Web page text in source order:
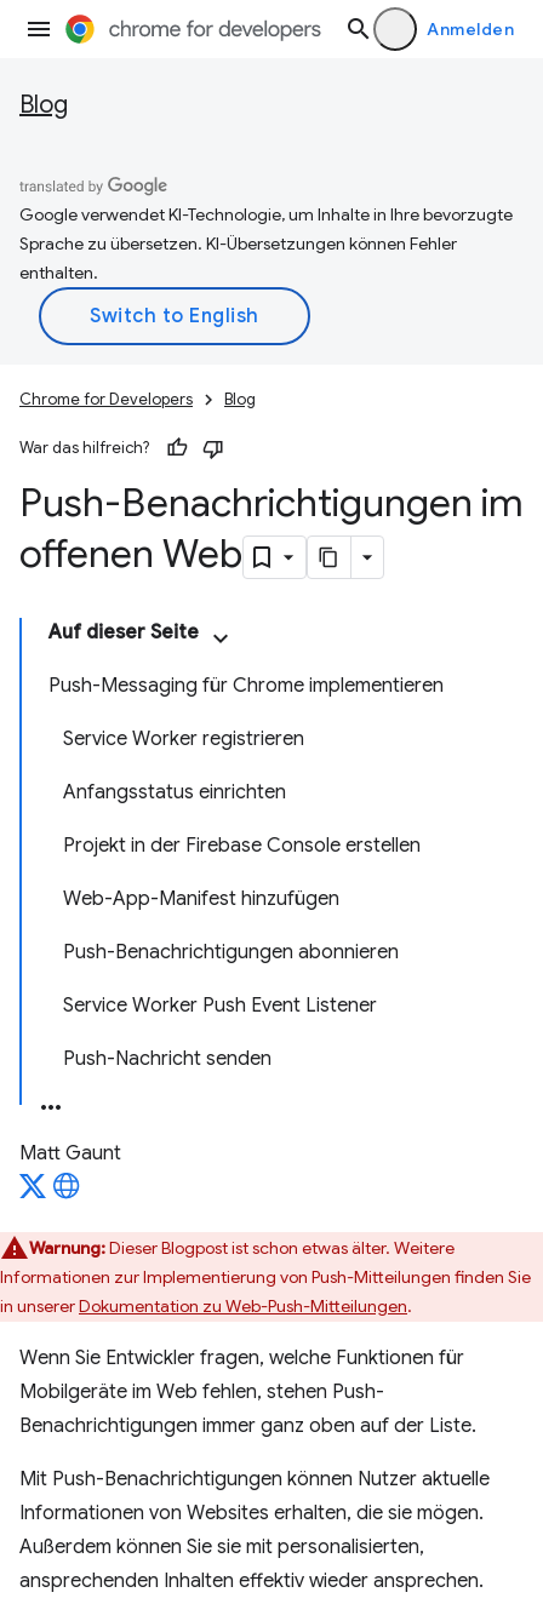
Anmelden
Blog
Google verwendet KI-Technologie, um Inhalte in Ihre bevorzugte
Sprache zu übersetzen. KI-Übersetzungen können Fehler
enthalten.
Chrome for Developers Blog
War das hilfreich?
Push-Benachrichtigungen im
offenen Web
Auf dieser Seite
Push-Messaging für Chrome implementieren
Service Worker registrieren
Anfangsstatus einrichten
Projekt in der Firebase Console erstellen
Web-App-Manifest hinzufügen
Push-Benachrichtigungen abonnieren
Service Worker Push Event Listener
Push-Nachricht senden
Matt Gaunt
Warnung:Dieser Blogpost ist schon etwas älter. Weitere
Informationen zur Implementierung von Push-Mitteilungen finden Sie
in unsererDokumentation zu Web-Push-Mitteilungen.
Wenn Sie Entwickler fragen, welche Funktionen für
Mobilgeräte im Web fehlen, stehen Push-
Benachrichtigungen immer ganz oben auf der Liste.
Mit Push-Benachrichtigungen können Nutzer aktuelle
Informationen von Websites erhalten, die sie mögen.
Außerdem können Sie sie mit personalisierten,
ansprechenden Inhalten effektiv wieder ansprechen.